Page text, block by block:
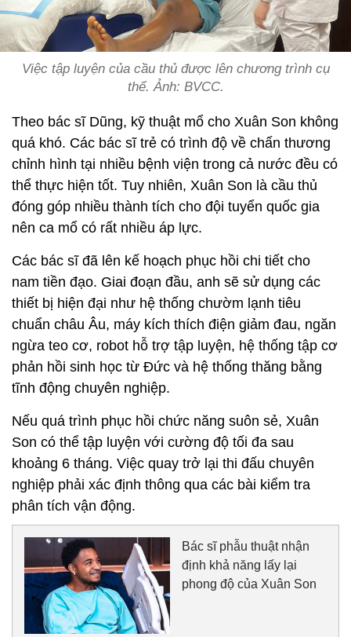
Việc tập luyện của cầu thủ được lên chương trình cụ
thể. Ảnh: BVCC.
Theo bác sĩ Dũng, kỹ thuật mổ cho Xuân Son không
quá khó. Các bác sĩ trẻ có trình độ về chấn thương
chỉnh hình tại nhiều bệnh viện trong cả nước đều có
thể thực hiện tốt. Tuy nhiên, Xuân Son là cầu thủ
đóng góp nhiều thành tích cho đội tuyển quốc gia
nên ca mổ có rất nhiều áp lực.
Các bác sĩ đã lên kế hoạch phục hồi chi tiết cho
nam tiền đạo. Giai đoạn đầu, anh sẽ sử dụng các
thiết bị hiện đại như hệ thống chườm lạnh tiêu
chuẩn châu Âu, máy kích thích điện giảm đau, ngăn
ngừa teo cơ, robot hỗ trợ tập luyện, hệ thống tập cơ
phản hồi sinh học từ Đức và hệ thống thăng bằng
tĩnh động chuyên nghiệp.
Nếu quá trình phục hồi chức năng suôn sẻ, Xuân
Son có thể tập luyện với cường độ tối đa sau
khoảng 6 tháng. Việc quay trở lại thi đấu chuyên
nghiệp phải xác định thông qua các bài kiểm tra
phân tích vận động.
Bác sĩ phẫu thuật nhận
định khả năng lấy lại
phong độ của Xuân Son